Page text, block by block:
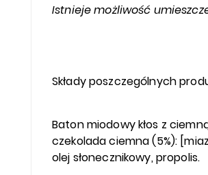
Istnieje możliwość
Składy poszczególnych
Baton miodowy kłos z
czekolada ciemna (5%):
olej słonecznikowy, propolis.